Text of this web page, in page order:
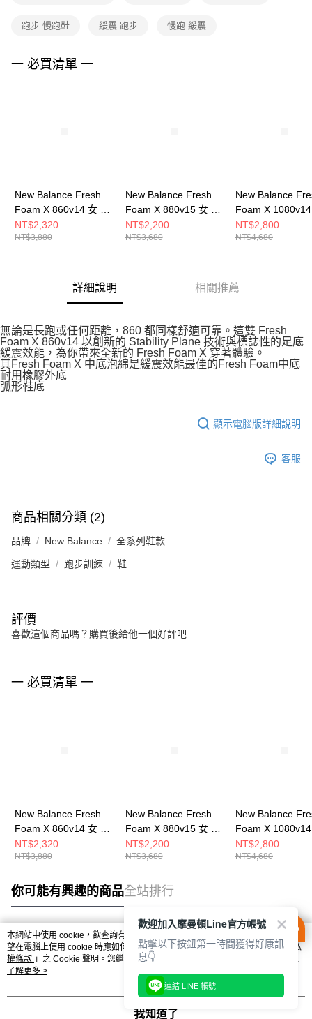
３．未成年的使用者請事先徵得法定代理人或監護人之同意方可使用
４．使用「AFTEE先享後付」時，將依據個別帳號之用戶狀況，依本公司即
跑步 慢跑鞋 緩震 跑步 慢跑 緩震
一 必買清單 一
New Balance Fresh
Foam X 860v14 女 慢
跑鞋 W860A14-D
NT$2,320
NT$3,880
New Balance Fresh
Foam X 880v15 女 慢
跑鞋 W880D15-D
NT$2,200
NT$3,680
New Balance
Foam X
慢跑鞋
NT$2,800
NT$4,680
詳細說明 相關推薦
無論是長跑或任何距離，860 都同樣舒適可靠。這雙 Fresh
Foam X 860v14 以創新的 Stability Plane 技術與標誌性的足底
緩震效能，為你帶來全新的 Fresh Foam X 穿著體驗。
其Fresh Foam X 中底泡綿是緩震效能最佳的Fresh Foam中底
耐用橡膠外底
弧形鞋底
顯示電腦版詳細說明
客服
商品相關分類 (2)
品牌 New Balance 全系列鞋款
運動類型 跑步訓練 鞋
評價
喜歡這個商品嗎？購買後給他一個好評吧
一 必買清單 一
New Balance Fresh
Foam X 860v14 女 慢
跑鞋 W860A14-D
NT$2,320
NT$3,880
New Balance Fresh
Foam X 880v15 女 慢
跑鞋 W880D15-D
NT$2,200
NT$3,680
New Balance
Foam X
慢跑鞋
NT$2,800
NT$4,680
你可能有興趣的商品全站排行
熱門標籤
本網站中使用 cookie，欲查詢有關本網站使用 cookie 方式之詳情，及若您不希
望在電腦上使用 cookie 時應如何變更電腦的 cookie 設定，請參閱本網站「
隱私
權條款 」之 Cookie 聲明。您繼續使用本網站即表示您同意本公司得按本網站使
用條款之 Cookie 聲明使用 cookie。
了解更多 >
我知道了
歡迎加入摩曼頓Line官方帳號
點擊以下按鈕第一時間獲得好康訊
息👇
連結 LINE 帳號